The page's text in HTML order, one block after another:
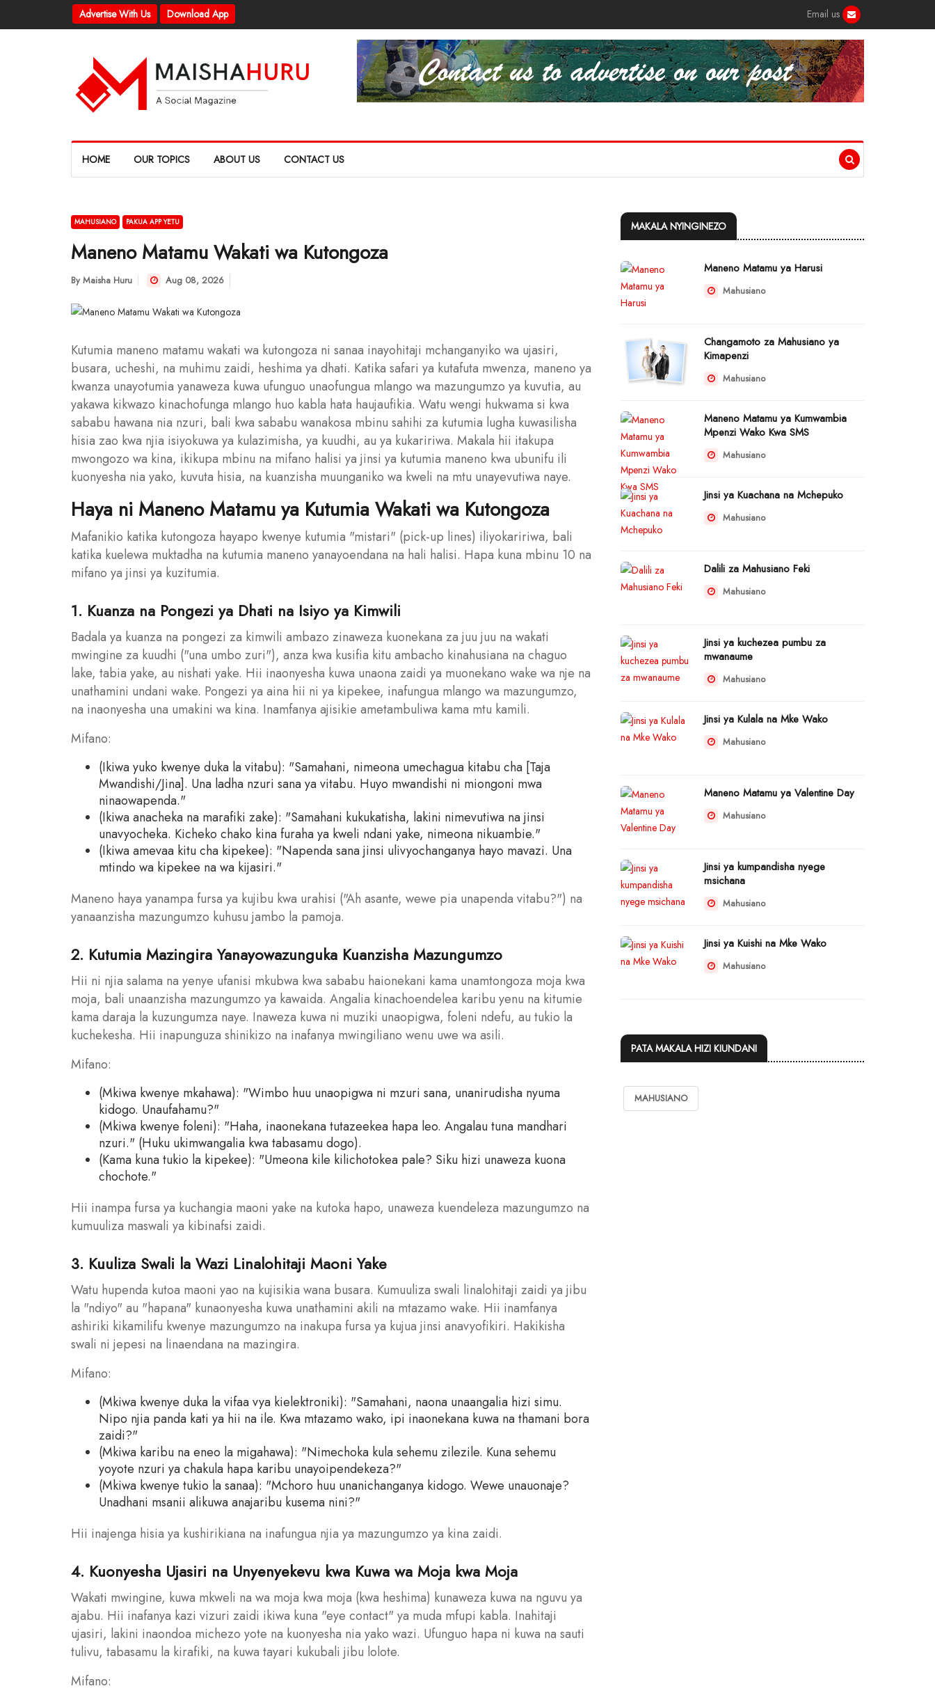
Advertise With Us Download App Email us
HOME OUR TOPICS ABOUT US CONTACT US
MAHUSIANO PAKUA APP YETU
Maneno Matamu Wakati wa Kutongoza
By Maisha Huru Aug 08, 2026
Kutumia maneno matamu wakati wa kutongoza ni sanaa inayohitaji mchanganyiko wa ujasiri,
busara, ucheshi, na muhimu zaidi, heshima ya dhati. Katika safari ya kutafuta mwenza, maneno ya
kwanza unayotumia yanaweza kuwa ufunguo unaofungua mlango wa mazungumzo ya kuvutia, au
yakawa kikwazo kinachofunga mlango huo kabla hata haujaufikia. Watu wengi hukwama si kwa
sababu hawana nia nzuri, bali kwa sababu wanakosa mbinu sahihi za kutumia lugha kuwasilisha
hisia zao kwa njia isiyokuwa ya kulazimisha, ya kuudhi, au ya kukaririwa. Makala hii itakupa
mwongozo wa kina, ikikupa mbinu na mifano halisi ya jinsi ya kutumia maneno kwa ubunifu ili
kuonyesha nia yako, kuvuta hisia, na kuanzisha muunganiko wa kweli na mtu unayevutiwa naye.
Haya ni Maneno Matamu ya Kutumia Wakati wa Kutongoza
Mafanikio katika kutongoza hayapo kwenye kutumia "mistari" (pick-up lines) iliyokaririwa, bali
katika kuelewa muktadha na kutumia maneno yanayoendana na hali halisi. Hapa kuna mbinu 10 na
mifano ya jinsi ya kuzitumia.
1. Kuanza na Pongezi ya Dhati na Isiyo ya Kimwili
Badala ya kuanza na pongezi za kimwili ambazo zinaweza kuonekana za juu juu na wakati
mwingine za kuudhi ("una umbo zuri"), anza kwa kusifia kitu ambacho kinahusiana na chaguo
lake, tabia yake, au nishati yake. Hii inaonyesha kuwa unaona zaidi ya muonekano wake wa nje na
unathamini undani wake. Pongezi ya aina hii ni ya kipekee, inafungua mlango wa mazungumzo,
na inaonyesha una umakini wa kina. Inamfanya ajisikie ametambuliwa kama mtu kamili.
Mifano:
(Ikiwa yuko kwenye duka la vitabu): "Samahani, nimeona umechagua kitabu cha [Taja
Mwandishi/Jina]. Una ladha nzuri sana ya vitabu. Huyo mwandishi ni miongoni mwa
ninaowapenda."
(Ikiwa anacheka na marafiki zake): "Samahani kukukatisha, lakini nimevutiwa na jinsi
unavyocheka. Kicheko chako kina furaha ya kweli ndani yake, nimeona nikuambie."
(Ikiwa amevaa kitu cha kipekee): "Napenda sana jinsi ulivyochanganya hayo mavazi. Una
mtindo wa kipekee na wa kijasiri."
Maneno haya yanampa fursa ya kujibu kwa urahisi ("Ah asante, wewe pia unapenda vitabu?") na
yanaanzisha mazungumzo kuhusu jambo la pamoja.
2. Kutumia Mazingira Yanayowazunguka Kuanzisha Mazungumzo
Hii ni njia salama na yenye ufanisi mkubwa kwa sababu haionekani kama unamtongoza moja kwa
moja, bali unaanzisha mazungumzo ya kawaida. Angalia kinachoendelea karibu yenu na kitumie
kama daraja la kuzungumza naye. Inaweza kuwa ni muziki unaopigwa, foleni ndefu, au tukio la
kuchekesha. Hii inapunguza shinikizo na inafanya mwingiliano wenu uwe wa asili.
Mifano:
(Mkiwa kwenye mkahawa): "Wimbo huu unaopigwa ni mzuri sana, unanirudisha nyuma
kidogo. Unaufahamu?"
(Mkiwa kwenye foleni): "Haha, inaonekana tutazeekea hapa leo. Angalau tuna mandhari
nzuri." (Huku ukimwangalia kwa tabasamu dogo).
(Kama kuna tukio la kipekee): "Umeona kile kilichotokea pale? Siku hizi unaweza kuona
chochote."
Hii inampa fursa ya kuchangia maoni yake na kutoka hapo, unaweza kuendeleza mazungumzo na
kumuuliza maswali ya kibinafsi zaidi.
3. Kuuliza Swali la Wazi Linalohitaji Maoni Yake
Watu hupenda kutoa maoni yao na kujisikia wana busara. Kumuuliza swali linalohitaji zaidi ya jibu
la "ndiyo" au "hapana" kunaonyesha kuwa unathamini akili na mtazamo wake. Hii inamfanya
ashiriki kikamilifu kwenye mazungumzo na inakupa fursa ya kujua jinsi anavyofikiri. Hakikisha
swali ni jepesi na linaendana na mazingira.
Mifano:
(Mkiwa kwenye duka la vifaa vya kielektroniki): "Samahani, naona unaangalia hizi simu.
Nipo njia panda kati ya hii na ile. Kwa mtazamo wako, ipi inaonekana kuwa na thamani bora
zaidi?"
(Mkiwa karibu na eneo la migahawa): "Nimechoka kula sehemu zilezile. Kuna sehemu
yoyote nzuri ya chakula hapa karibu unayoipendekeza?"
(Mkiwa kwenye tukio la sanaa): "Mchoro huu unanichanganya kidogo. Wewe unauonaje?
Unadhani msanii alikuwa anajaribu kusema nini?"
Hii inajenga hisia ya kushirikiana na inafungua njia ya mazungumzo ya kina zaidi.
4. Kuonyesha Ujasiri na Unyenyekevu kwa Kuwa wa Moja kwa Moja
Wakati mwingine, kuwa mkweli na wa moja kwa moja (kwa heshima) kunaweza kuwa na nguvu ya
ajabu. Hii inafanya kazi vizuri zaidi ikiwa kuna "eye contact" ya muda mfupi kabla. Inahitaji
ujasiri, lakini inaondoa michezo yote na kuonyesha nia yako wazi. Ufunguo hapa ni kuwa na sauti
tulivu, tabasamu la kirafiki, na kuwa tayari kukubali jibu lolote.
Mifano:
MAKALA NYINGINEZO
Maneno Matamu ya Harusi
Mahusiano
Changamoto za Mahusiano ya
Kimapenzi
Mahusiano
Maneno Matamu ya Kumwambia
Mpenzi Wako Kwa SMS
Mahusiano
Jinsi ya Kuachana na Mchepuko
Mahusiano
Dalili za Mahusiano Feki
Mahusiano
Jinsi ya kuchezea pumbu za
mwanaume
Mahusiano
Jinsi ya Kulala na Mke Wako
Mahusiano
Maneno Matamu ya Valentine Day
Mahusiano
Jinsi ya kumpandisha nyege
msichana
Mahusiano
Jinsi ya Kuishi na Mke Wako
Mahusiano
PATA MAKALA HIZI KIUNDANI
MAHUSIANO